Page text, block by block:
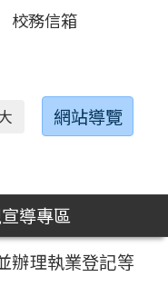
校務信箱
網站導覽
導專區
辦理執業登記等